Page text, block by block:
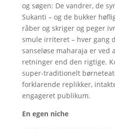
og søgen: De vandrer, de
Sukanti – og de bukker
råber og skriger og peger
smule irriteret – hver gang
sanseløse maharaja er ved
retninger end den rigtige.
super-traditionelt
forklarende replikker,
engageret publikum.
En egen niche